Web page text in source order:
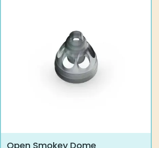
Open Smokey Dome